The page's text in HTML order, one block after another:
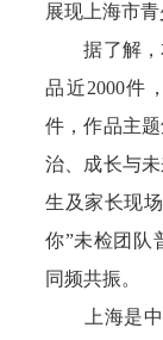
展现上海市
据了解，
品近2000件
件，作品主
治、成长与
生及家长现
你”未检团队
同频共振。
上海是中